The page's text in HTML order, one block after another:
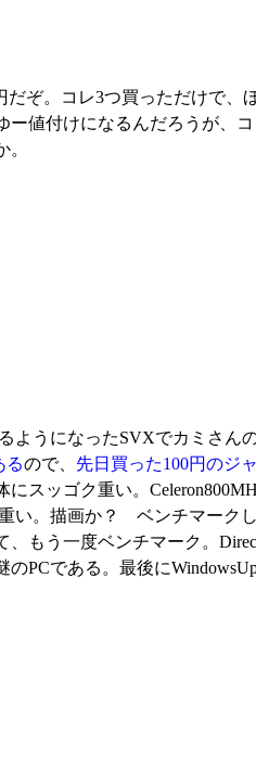
ぞ。コレ3つ買っただけで、
値付けになるんだろうが、
うになったSVXでカミさん
るので、 先日買った100円のジ
スッゴク重い。
い。描画か？ ベンチマーク
もう一度ベンチマーク。
である。最後に